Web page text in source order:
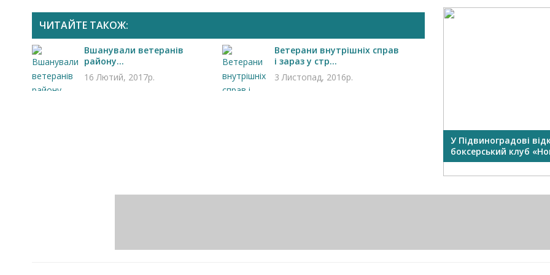
ЧИТАЙТЕ ТАКОЖ:
Вшанували ветеранів
району...
16 Лютий, 2017р.
Ветерани внутрішніх справ
і зараз у стр...
3 Листопад, 2016р.
У Підвиноградові
боксерський клуб